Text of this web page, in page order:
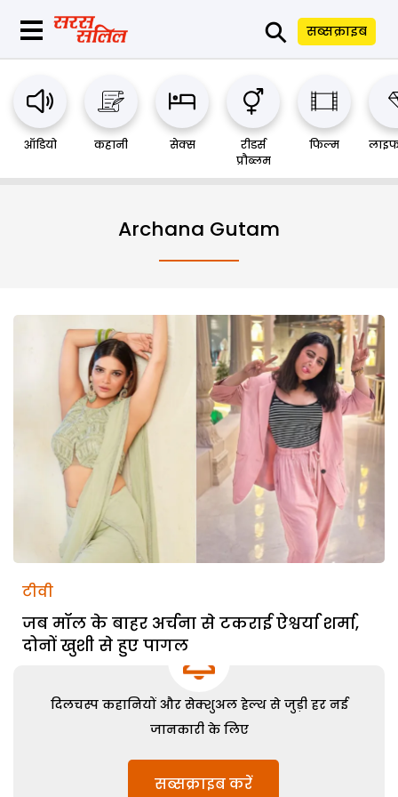
⚲ सब्सक्राइब
ऑडियो कहानी सेक्स
रीडर्स
प्रौब्लम
फिल्म
Archana Gutam
टीवी
जब मॉल के बाहर अर्चना से टकराई ऐश्वर्या शर्मा,
दोनों खुशी से हुए पागल
दिलचस्प कहानियों और सेक्शुअल हेल्थ से जुड़ी हर नई
जानकारी के लिए
सब्सक्राइब करें